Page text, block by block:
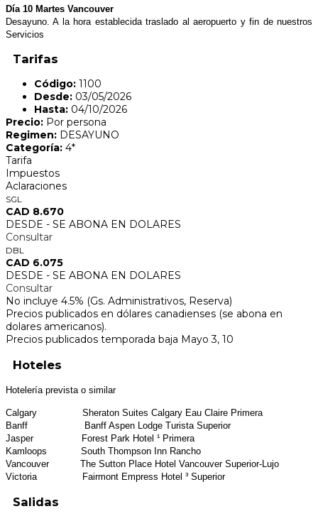
Día 10 Martes Vancouver
Desayuno. A la hora establecida traslado al aeropuerto y fin de nuestros
Servicios
Tarifas
Código: 1100
Desde: 03/05/2026
Hasta: 04/10/2026
Precio: Por persona
Regimen: DESAYUNO
Categoría: 4*
Tarifa
Impuestos
Aclaraciones
SGL
CAD 8.670
DESDE - SE ABONA EN DOLARES
Consultar
DBL
CAD 6.075
DESDE - SE ABONA EN DOLARES
Consultar
No incluye 4.5% (Gs. Administrativos, Reserva)
Precios publicados en dólares canadienses (se abona en
dolares americanos).
Precios publicados temporada baja Mayo 3, 10
Hoteles
Hotelería prevista o similar
Calgary Sheraton Suites Calgary Eau Claire Primera
Banff Banff Aspen Lodge Turista Superior
Jasper Forest Park Hotel ¹ Primera
Kamloops South Thompson Inn Rancho
Vancouver The Sutton Place Hotel Vancouver Superior-Lujo
Victoria Fairmont Empress Hotel ³ Superior
Salidas